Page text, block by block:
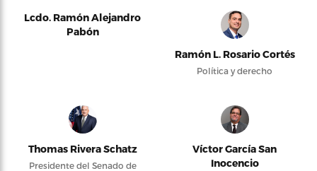
Lcdo. Ramón Alejandro
Pabón
Ramón L. Rosario Cortés
Política y derecho
Thomas Rivera Schatz
Presidente del Senado de
Víctor García San
Inocencio